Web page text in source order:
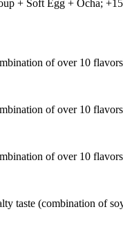
+ Soft Egg + Ocha;
of over 10
of over 10
of over 10
taste (combination of